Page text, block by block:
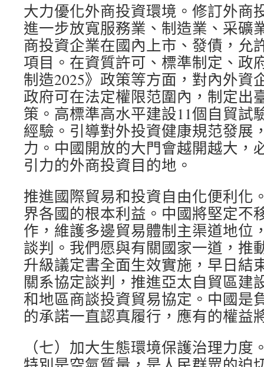
大力優化外商投資環境。修訂外商
進一步放寬服務業、制造業、采礦
商投資企業在國內上市、發債，允
項目。在資質許可、標準制定、政
制造2025》政策等方面，對內外資
政府可在法定權限范圍內，制定出
策。高標準高水平建設11個自貿試
經驗。引導對外投資健康規范發展
力。中國開放的大門會越開越大，
引力的外商投資目的地。
推進國際貿易和投資自由化便利化
界各國的根本利益。中國將堅定不
作，維護多邊貿易體制主渠道地位
談判。我們愿與有關國家一道，推
升級議定書全面生效實施，早日結
關系協定談判，推進亞太自貿區建
和地區商談投資貿易協定。中國是
的承諾一直認真履行，應有的權益
（七）加大生態環境保護治理力度